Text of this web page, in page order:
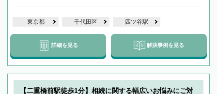
東京都 千代田区 四ツ谷駅
詳細を見る 解決事例を見る
【二重橋前駅徒歩1分】相続に関する幅広いお悩みにご対